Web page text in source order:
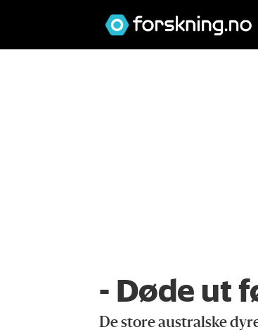
- Døde ut
De store australske